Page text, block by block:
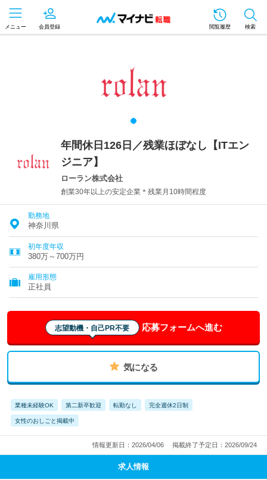
メニュー 会員登録 閲覧履歴 検索
年間休日126日／残業ほぼなし【ITエン
ジニア】
ローラン株式会社
創業30年以上の安定企業＊残業月10時間程度
勤務地
神奈川県
初年度年収
380万～700万円
雇用形態
正社員
志望動機・自己PR不要 応募フォームへ進む
気になる
業種未経験OK 第二新卒歓迎 転勤なし 完全週休2日制
女性のおしごと掲載中
情報更新日：2026/04/06 掲載終了予定日：2026/09/24
求人情報